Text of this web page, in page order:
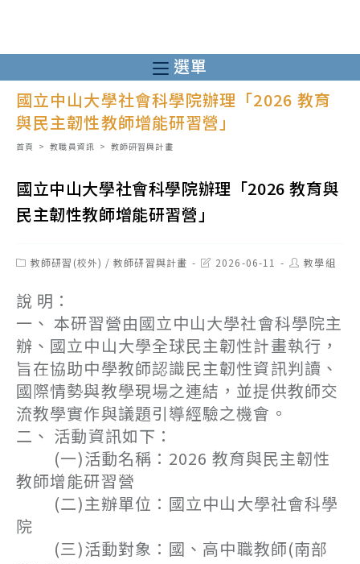
至
主
內
選單
國立中山大學社會科學院辦理「2026 教育
與民主韌性教師增能研習營」
首頁 > 教職員資訊 > 教師研習與計畫
國立中山大學社會科學院辦理「2026 教育與
民主韌性教師增能研習營」
Post教師研習(校外) / 教師研習與計畫
Post2026-06-11
Post教學組
說 明：
一、 本研習營由國立中山大學社會科學院主
辦、國立中山大學全球民主韌性計畫執行，
旨在協助中學教師認識民主韌性資訊判讀、
國際情勢與教學現場之連結，並提供教師交
流教學實作與議題引導經驗之機會。
二、 活動資訊如下：
(一)活動名稱：2026 教育與民主韌性
教師增能研習營
(二)主辦單位：國立中山大學社會科學
院
(三)活動對象：國、高中職教師(南部